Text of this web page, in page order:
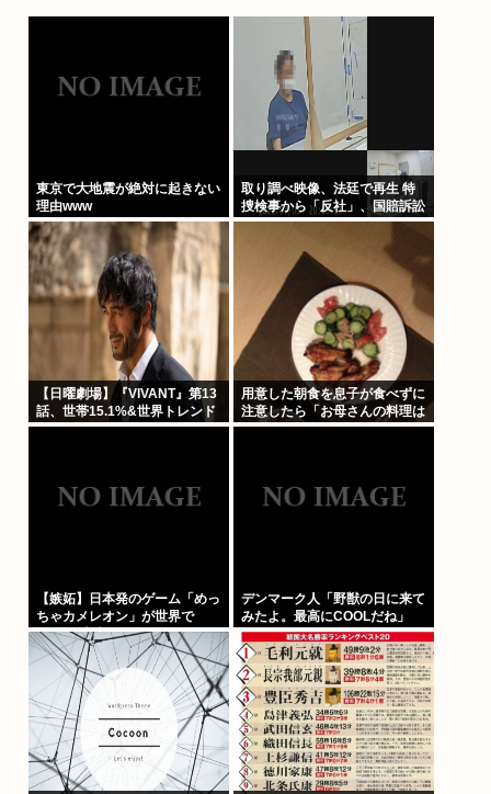
東京で大地震が絶対に起きない
理由www
取り調べ映像、法廷で再生 特
捜検事から「反社」、国賠訴訟
【日曜劇場】『VIVANT』第13
話、世帯15.1%&世界トレンド
1位
用意した朝食を息子が食べずに
注意したら「お母さんの料理は
まずいから食べたくない」と…
議論に
【嫉妬】日本発のゲーム「めっ
ちゃカメレオン」が世界で
1500万本売れる
デンマーク人「野獣の日に来て
みたよ。最高にCOOLだね」